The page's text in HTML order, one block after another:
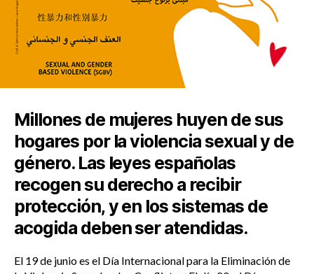
Millones de mujeres huyen de sus
hogares por la violencia sexual y de
género. Las leyes españolas
recogen su derecho a recibir
protección, y en los sistemas de
acogida deben ser atendidas.
El 19 de junio es el Día Internacional para la Eliminación de